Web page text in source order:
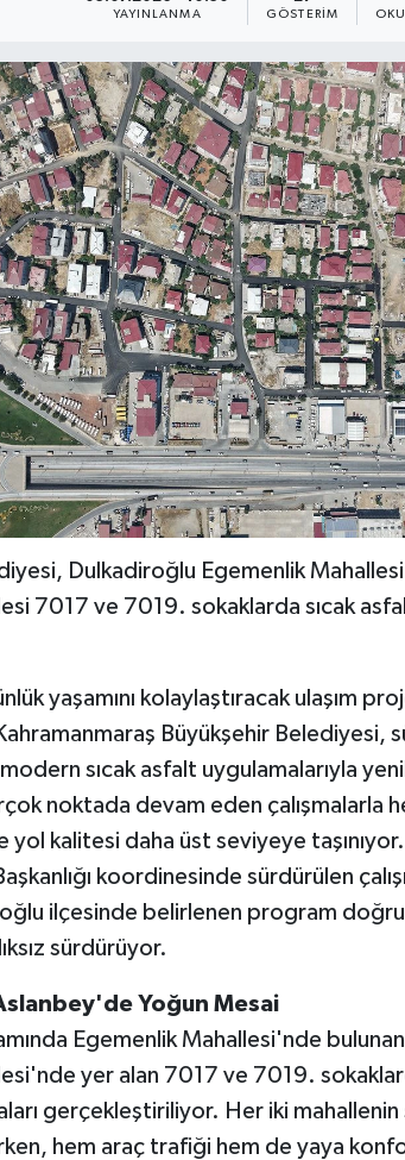
YAYINLANMA GÖSTERIM
Dulkadiroğlu Egemenlik
7017 ve 7019. sokaklarda sıcak asfalt
yaşamını kolaylaştıracak ulaşım
Büyükşehir Belediyesi,
sıcak asfalt uygulamalarıyla
noktada devam eden çalışmalarla
yol kalitesi daha üst seviyeye taşınıyor.
koordinesinde sürdürülen
ilçesinde belirlenen program
sürdürüyor.
Yoğun Mesai
Egemenlik Mahallesi'nde
yer alan 7017 ve 7019.
gerçekleştiriliyor. Her iki mahallenin
hem araç trafiği hem de yaya